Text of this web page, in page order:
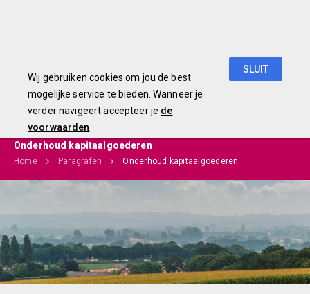
Begroting 2019
Onderhoud kapitaalgoederen
Home Paragrafen Onderhoud kapitaalgoederen
Wij gebruiken cookies om jou de best
mogelijke service te bieden. Wanneer je
verder navigeert accepteer je de
voorwaarden
SLUIT